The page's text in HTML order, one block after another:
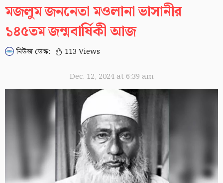
মজলুম জননেতা মওলানা ভাসানীর
১৪৫তম জন্মবার্ষিকী আজ
নিউজ ডেস্ক: 113 Views
Dec. 12, 2024 at 6:39 am